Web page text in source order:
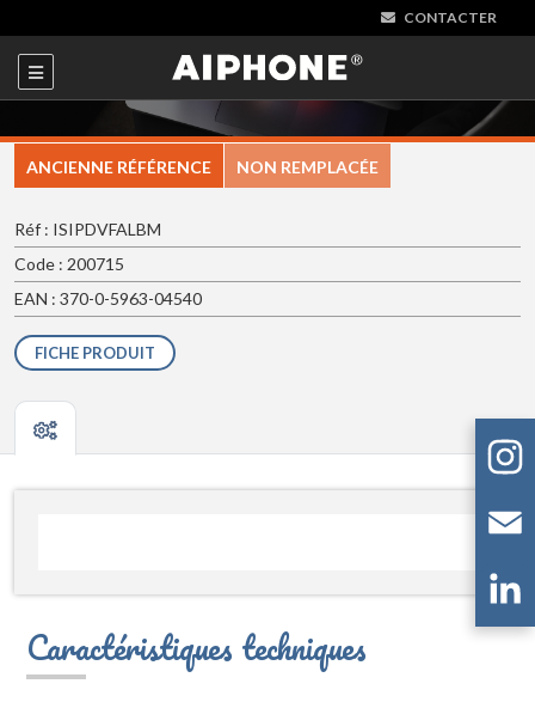
CONTACTER
ANCIENNE RÉFÉRENCE NON REMPLACÉE
Réf : ISIPDVFALBM
Code : 200715
EAN : 370-0-5963-04540
FICHE PRODUIT
Caractéristiques techniques